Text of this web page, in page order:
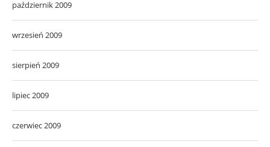
październik 2009
wrzesień 2009
sierpień 2009
lipiec 2009
czerwiec 2009